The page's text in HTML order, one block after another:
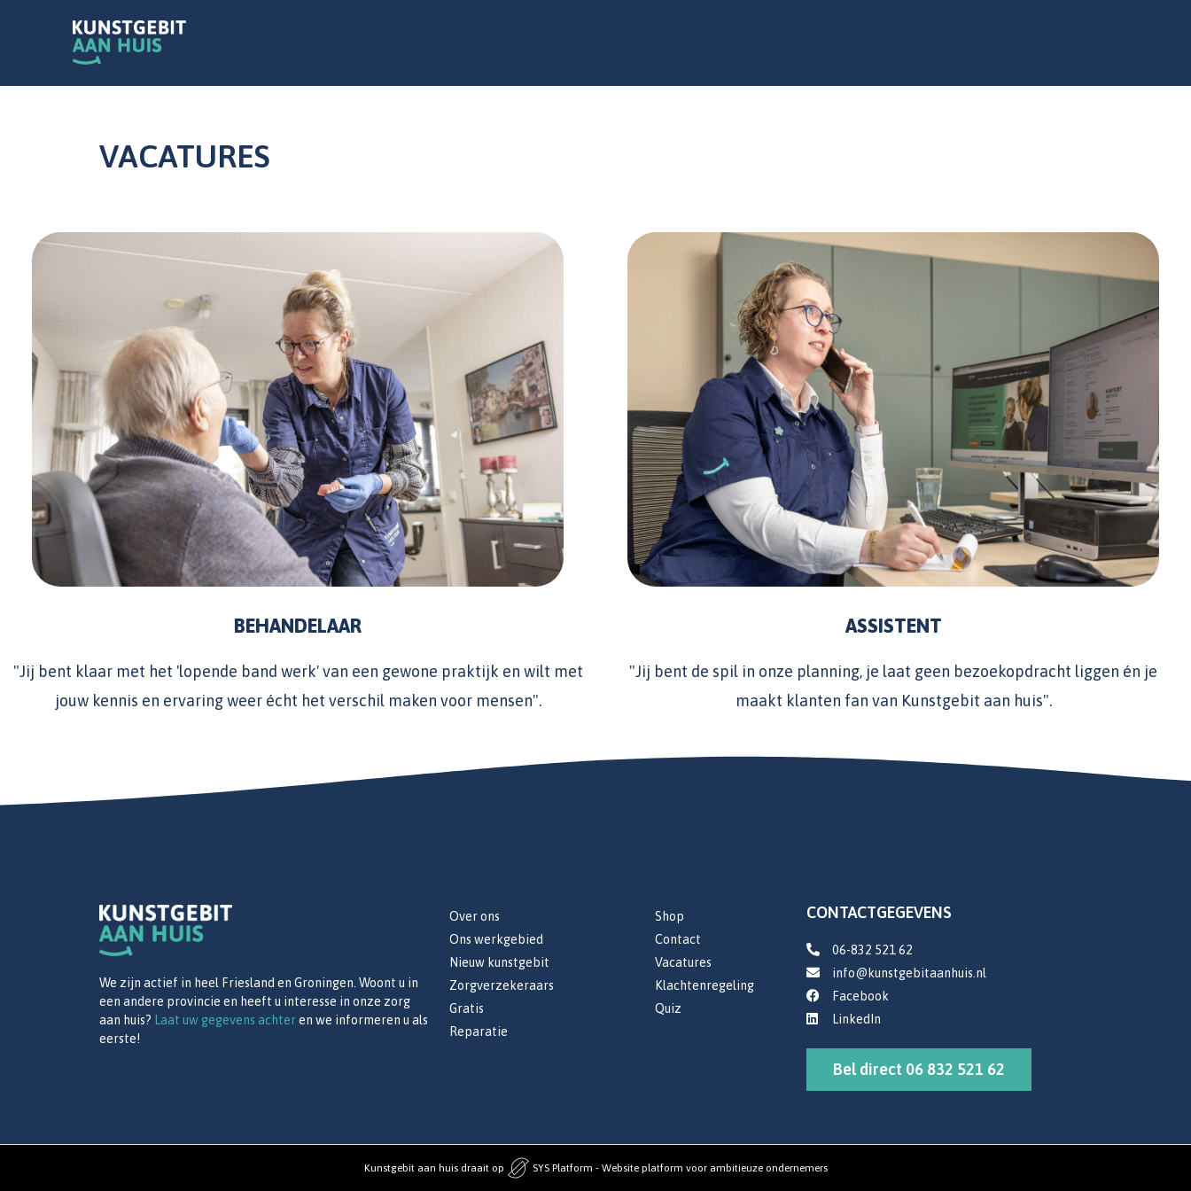
VACATURES
BEHANDELAAR
"Jij bent klaar met het 'lopende band werk' van een gewone praktijk en wilt met
jouw kennis en ervaring weer écht het verschil maken voor mensen".
ASSISTENT
"Jij bent de spil in onze planning, je laat geen bezoekopdracht liggen én je
maakt klanten fan van Kunstgebit aan huis".
We zijn actief in heel Friesland en Groningen. Woont u in
een andere provincie en heeft u interesse in onze zorg
aan huis? Laat uw gegevens achteren we informeren u als
eerste!
Over ons
Ons werkgebied
Nieuw kunstgebit
Zorgverzekeraars
Gratis
Reparatie
Shop
Contact
Vacatures
Klachtenregeling
Quiz
CONTACTGEGEVENS
06-832 521 62
info@kunstgebitaanhuis.nl
Facebook
LinkedIn
Bel direct 06 832 521 62
Kunstgebit aan huis draait op SYS Platform - Website platform voor ambitieuze ondernemers